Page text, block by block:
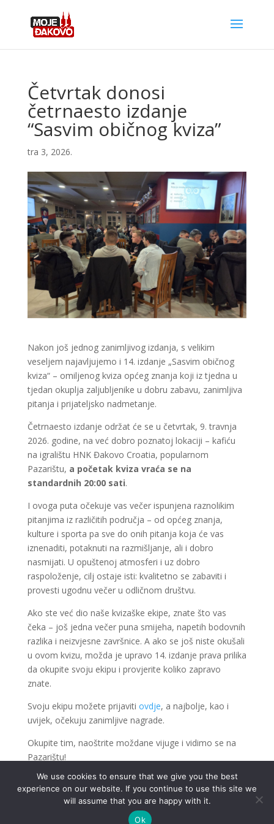
Četvrtak donosi
četrnaesto izdanje
“Sasvim običnog kviza”
tra 3, 2026.
Nakon još jednog zanimljivog izdanja, s velikim
veseljem najavljujemo i 14. izdanje „Sasvim običnog
kviza“ – omiljenog kviza općeg znanja koji iz tjedna u
tjedan okuplja zaljubljenike u dobru zabavu, zanimljiva
pitanja i prijateljsko nadmetanje.
Četrnaesto izdanje održat će se u četvrtak, 9. travnja
2026. godine, na već dobro poznatoj lokaciji – kafiću
na igralištu HNK Đakovo Croatia, popularnom
Pazarištu, a početak kviza vraća se na
standardnih 20:00 sati.
I ovoga puta očekuje vas večer ispunjena raznolikim
pitanjima iz različitih područja – od općeg znanja,
kulture i sporta pa sve do onih pitanja koja će vas
iznenaditi, potaknuti na razmišljanje, ali i dobro
nasmijati. U opuštenoj atmosferi i uz dobro
raspoloženje, cilj ostaje isti: kvalitetno se zabaviti i
provesti ugodnu večer u odličnom društvu.
Ako ste već dio naše kvizaške ekipe, znate što vas
čeka – još jedna večer puna smijeha, napetih bodovnih
razlika i neizvjesne završnice. A ako se još niste okušali
u ovom kvizu, možda je upravo 14. izdanje prava prilika
da okupite svoju ekipu i provjerite koliko zapravo
znate.
Svoju ekipu možete prijaviti ovdje, a najbolje, kao i
uvijek, očekuju zanimljive nagrade.
Okupite tim, naoštrite moždane vijuge i vidimo se na
Pazarištu!
.
We use cookies to ensure that we give you the best
experience on our website. If you continue to use this site we
will assume that you are happy with it.
Ok